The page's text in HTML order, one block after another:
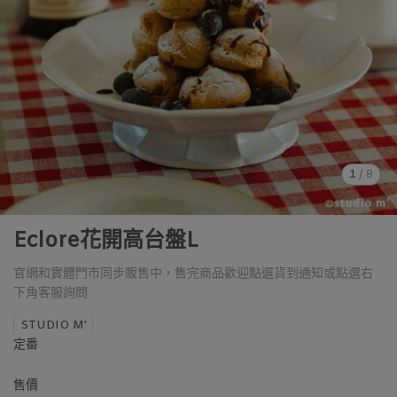
1 / 8
Eclore花開高台盤L
官網和實體門市同步販售中，售完商品歡迎點選貨到通知或點選右
下角客服詢問
STUDIO M'
定番
售價